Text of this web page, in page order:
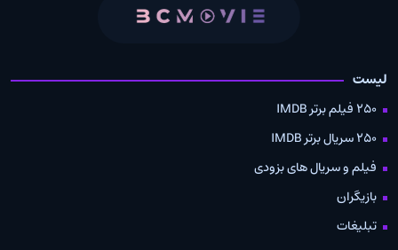
لیست
250 فیلم برتر IMDB
250 سریال برتر IMDB
فیلم و سریال های بزودی
بازیگران
تبلیغات